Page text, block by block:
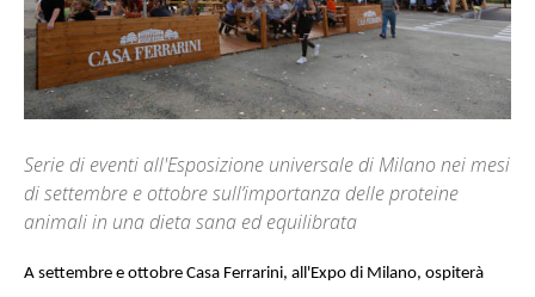
Serie di eventi all'Esposizione universale di Milano nei mesi
di settembre e ottobre sull’importanza delle proteine
animali in una dieta sana ed equilibrata
A settembre e ottobre Casa Ferrarini, all'Expo di Milano, ospiterà